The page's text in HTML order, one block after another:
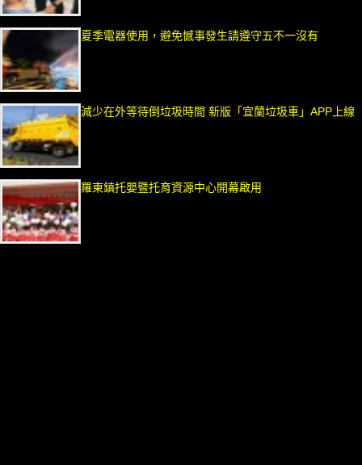
夏季電器使用，避免憾事發生請遵守五不一沒有
減少在外等待倒垃圾時間 新版「宜蘭垃圾車」APP上線
羅東鎮托嬰暨托育資源中心開幕啟用